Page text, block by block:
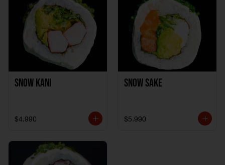
Snow Kani
$4.990
Snow Sake
$5.990